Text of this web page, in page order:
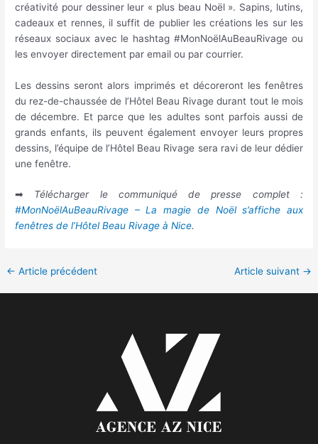
créativité pour dessiner leur « plus beau Noël ». Sapins, lutins,
cadeaux et rennes, il suffit de publier les créations les sur les
réseaux sociaux avec le hashtag #MonNoëlAuBeauRivage ou
les envoyer directement par email ou par courrier.
Les dessins seront alors imprimés et décoreront les fenêtres
du rez-de-chaussée de l’Hôtel Beau Rivage durant tout le mois
de décembre. Et parce que les adultes sont parfois aussi de
grands enfants, ils peuvent également envoyer leurs propres
dessins, l’équipe de l’Hôtel Beau Rivage sera ravi de leur dédier
une fenêtre.
➡ Télécharger le communiqué de presse complet :
#MonNoëlAuBeauRivage – La magie de Noël s’affiche aux
fenêtres de l’Hôtel Beau Rivage à Nice.
← Article précédent Article suivant →